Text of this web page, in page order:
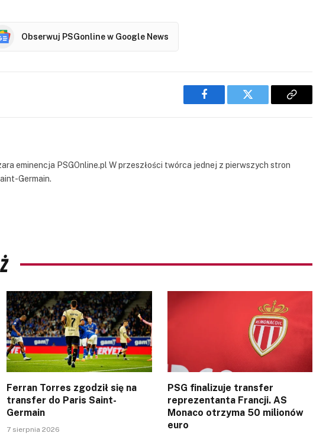
Obserwuj PSGonline w Google News
Facebook Twitter
Copy
eminencja PSGOnline.pl W przeszłości twórca jednej z pierwszych stron
Germain.
Ferran Torres zgodził się na
transfer do Paris Saint-
Germain
7 sierpnia 2026
PSG finalizuje transfer
reprezentanta Francji. AS
Monaco otrzyma 50 milionów
euro